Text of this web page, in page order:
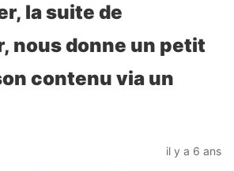
la suite de
nous donne un petit
contenu via un
il y a 6 ans